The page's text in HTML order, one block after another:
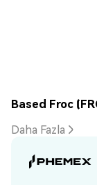
Based Froc
Daha Fazla